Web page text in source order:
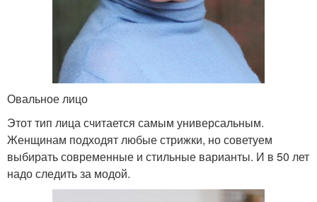
Овальное лицо
Этот тип лица считается самым универсальным.
Женщинам подходят любые стрижки, но советуем
выбирать современные и стильные варианты. И в 50 лет
надо следить за модой.